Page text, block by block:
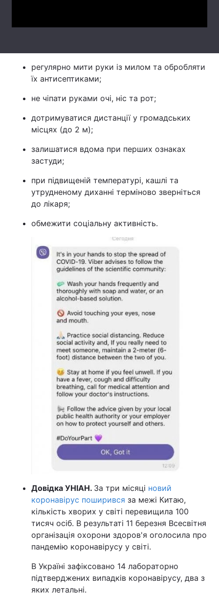
Послуги
регулярно мити руки із милом та обробляти
їх антисептиками;
не чіпати руками очі, ніс та рот;
дотримуватися дистанції у громадських
місцях (до 2 м);
залишатися вдома при перших ознаках
застуди;
при підвищеній температурі, кашлі та
утрудненому диханні терміново зверніться
до лікаря;
обмежити соціальну активність.
Довідка УНІАН. За три місяці новий
коронавірус поширився за межі Китаю,
кількість хворих у світі перевищила 100
тисяч осіб. В результаті 11 березня Всесвітня
організація охорони здоров'я оголосила про
пандемію коронавірусу у світі.
В Україні зафіксовано 14 лабораторно
підтверджених випадків коронавірусу, два з
яких летальні.